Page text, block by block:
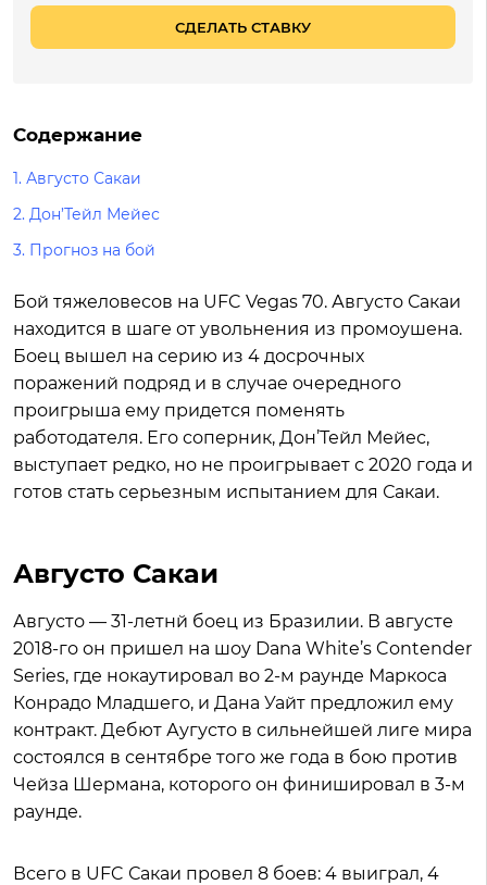
СДЕЛАТЬ СТАВКУ
Содержание
1. Августо Сакаи
2. Дон’Тейл Мейес
3. Прогноз на бой
Бой тяжеловесов на UFC Vegas 70. Августо Сакаи
находится в шаге от увольнения из промоушена.
Боец вышел на серию из 4 досрочных
поражений подряд и в случае очередного
проигрыша ему придется поменять
работодателя. Его соперник, Дон’Тейл Мейес,
выступает редко, но не проигрывает с 2020 года и
готов стать серьезным испытанием для Сакаи.
Августо Сакаи
Августо — 31-летнй боец из Бразилии. В августе
2018-го он пришел на шоу Dana White’s Contender
Series, где нокаутировал во 2-м раунде Маркоса
Конрадо Младшего, и Дана Уайт предложил ему
контракт. Дебют Аугусто в сильнейшей лиге мира
состоялся в сентябре того же года в бою против
Чейза Шермана, которого он финишировал в 3-м
раунде.
Всего в UFC Сакаи провел 8 боев: 4 выиграл, 4